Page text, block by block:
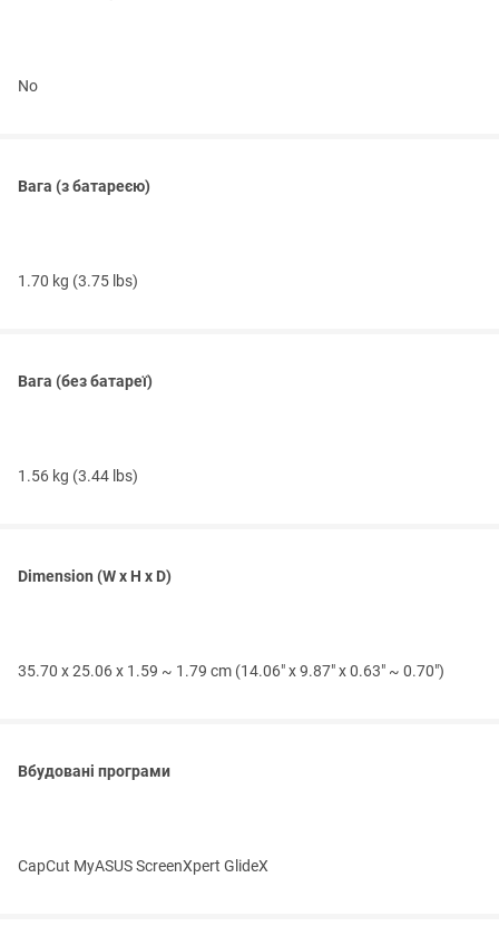
No
Вага (з батареєю)
1.70 kg (3.75 lbs)
Вага (без батареї)
1.56 kg (3.44 lbs)
Dimension (W x H x D)
35.70 x 25.06 x 1.59 ~ 1.79 cm (14.06" x 9.87" x 0.63" ~ 0.70")
Вбудовані програми
CapCut MyASUS ScreenXpert GlideX